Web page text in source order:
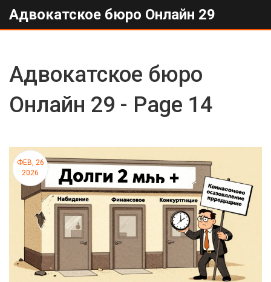
Адвокатское бюро Онлайн 29
Адвокатское бюро
Онлайн 29 - Page 14
ФЕВ, 26
2026